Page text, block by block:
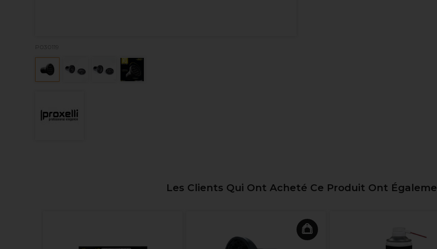
P030119
Les Clients Qui Ont Acheté Ce Produit Ont